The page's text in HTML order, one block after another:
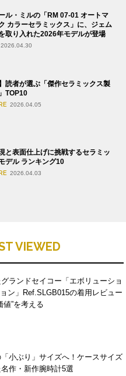
ル・ミルの「RM 07-01 オートマ
カラーセラミックス」に、ジェム
取り入れた2026年モデルが登場
2026.04.30
】読者が選ぶ「傑作セラミックス製
TOP10
2026.04.05
と表面仕上げに挑戦するセラミッ
デル ランキング10
2026.04.03
VIEWED
ランドセイコー「エボリューショ
ン」Ref.SLGB015の着用レビュー
値”を考える
小ぶり」サイズへ！ケースサイズ
作・新作腕時計5選